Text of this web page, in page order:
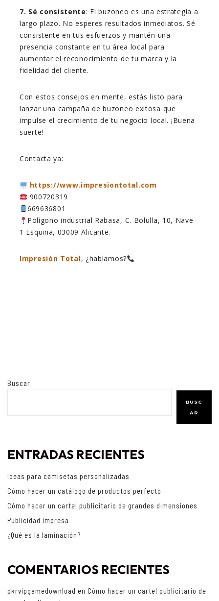
7. Sé consistente: El buzoneo es una estrategia a
largo plazo. No esperes resultados inmediatos. Sé
consistente en tus esfuerzos y mantén una
presencia constante en tu área local para
aumentar el reconocimiento de tu marca y la
fidelidad del cliente.
Con estos consejos en mente, estás listo para
lanzar una campaña de buzoneo exitosa que
impulse el crecimiento de tu negocio local. ¡Buena
suerte!
Contacta ya:
https://www.impresiontotal.com
900720319
669636801
Polígono industrial Rabasa, C. Bolulla, 10, Nave
1 Esquina, 03009 Alicante.
Impresión Total, ¿hablamos?
Buscar
BUSC
AR
ENTRADAS RECIENTES
Ideas para camisetas personalizadas
Cómo hacer un catálogo de productos perfecto
Cómo hacer un cartel publicitario de grandes dimensiones
Publicidad impresa
¿Qué es la laminación?
COMENTARIOS RECIENTES
pkrvipgamedownload en Cómo hacer un cartel publicitario de